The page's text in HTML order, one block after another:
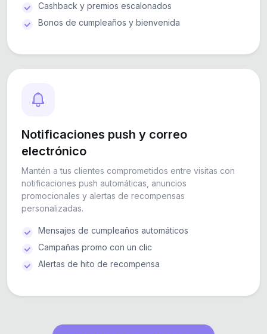
Cashback y premios escalonados
Bonos de cumpleaños y bienvenida
Notificaciones push y correo
electrónico
Mantén a tus clientes comprometidos entre visitas con
notificaciones push automáticas, anuncios
promocionales y alertas de recompensas
personalizadas.
Mensajes de cumpleaños automáticos
Campañas promo con un clic
Alertas de hito de recompensa